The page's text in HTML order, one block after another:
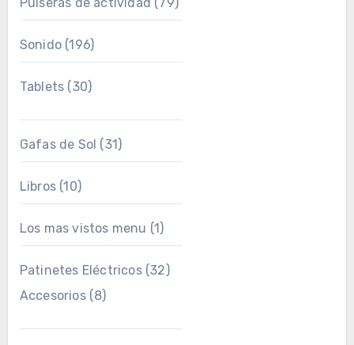
Sonido(196)
Tablets (30)
Gafas de Sol (31)
Libros(10)
Los mas vistos menu (1)
Patinetes Eléctricos(32)
Accesorios(8)